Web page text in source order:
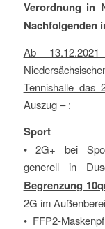
Verordnung in
Nachfolgenden
Ab
Tennishalle das
Auszug –:
Sport
• 2G+ bei
generell in
Begrenzung
2G im
• FFP2-